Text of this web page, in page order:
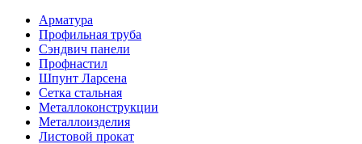
Арматура
Профильная труба
Сэндвич панели
Профнастил
Шпунт Ларсена
Сетка стальная
Металлоконструкции
Металлоизделия
Листовой прокат